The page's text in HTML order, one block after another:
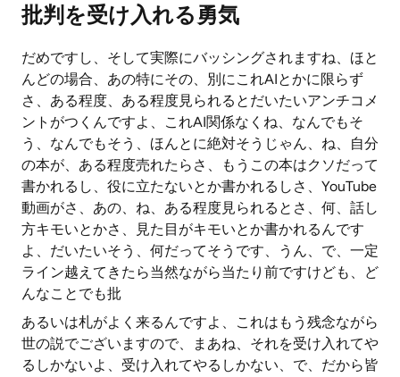
批判を受け入れる勇気
だめですし、そして実際にバッシングされますね、ほと
んどの場合、あの特にその、別にこれAIとかに限らず
さ、ある程度、ある程度見られるとだいたいアンチコメ
ントがつくんですよ、これAI関係なくね、なんでもそ
う、なんでもそう、ほんとに絶対そうじゃん、ね、自分
の本が、ある程度売れたらさ、もうこの本はクソだって
書かれるし、役に立たないとか書かれるしさ、YouTube
動画がさ、あの、ね、ある程度見られるとさ、何、話し
方キモいとかさ、見た目がキモいとか書かれるんです
よ、だいたいそう、何だってそうです、うん、で、一定
ライン越えてきたら当然ながら当たり前ですけども、ど
んなことでも批
あるいは札がよく来るんですよ、これはもう残念ながら
世の説でございますので、まあね、それを受け入れてや
るしかないよ、受け入れてやるしかない、で、だから皆